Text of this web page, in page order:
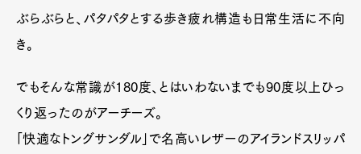
ぶらぶらと、パタパタとする歩き疲れ構造も日常生活に不向
き。
でもそんな常識が180度、とはいわないまでも90度以上ひっ
くり返ったのがアーチーズ。
「快適なトングサンダル」で名高いレザーのアイランドスリッパ